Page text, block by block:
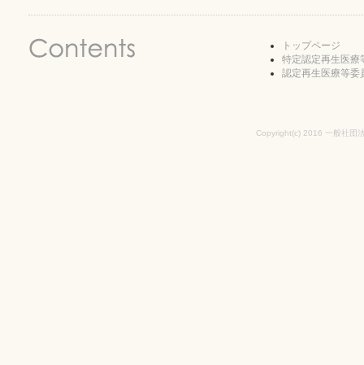
トップページ
特定認定再生医療
認定再生医療等委
Copyright(c) 2016 一般社団